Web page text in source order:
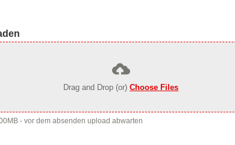
Drag and Drop (or)Choose Files
- vor dem absenden upload abwarten